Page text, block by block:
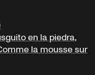
en la piedra,
la mousse sur